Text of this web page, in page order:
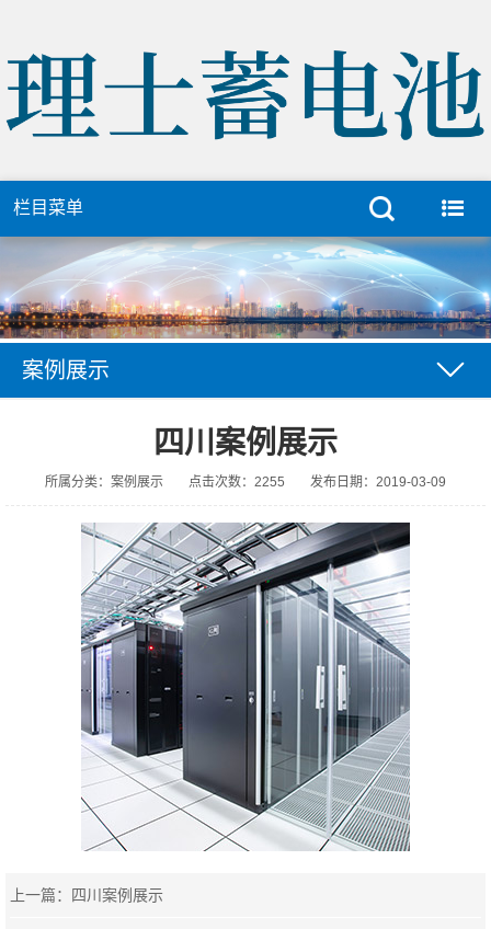
栏目菜单
案例展示
四川案例展示
所属分类：案例展示 点击次数：2255 发布日期：2019-03-09
上一篇： 四川案例展示